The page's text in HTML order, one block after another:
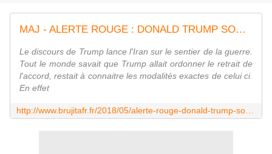
MAJ - ALERTE ROUGE : DONALD TRUMP SORT DE L'ACCORD NUCLÉAIRE SUR L'IRAN !!! + L'UE est "déterminée à préserver" l'accord nucléaire iranien - MOINS de BIENS PLUS de LIENS
Le discours de Trump lance l'Iran sur le sentier de la guerre.
Tout le monde savait que Trump allait ordonner le retrait de
l'accord, restait à connaitre les modalités exactes de celui ci.
En effet